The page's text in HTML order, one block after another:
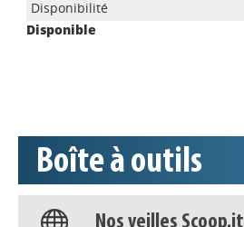
Disponible
Boîte à outils
Base documentaire
Nos veilles Scoop.it